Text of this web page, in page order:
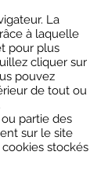
La
à laquelle
pour plus
cliquer sur
pouvez
de tout ou
partie des
sur le site
stockés